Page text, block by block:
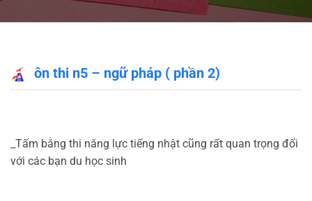
ôn thi n5 – ngữ pháp ( phần 2)
_Tấm bằng thi năng lực tiếng nhật cũng rất quan trọng đối
với các bạn du học sinh